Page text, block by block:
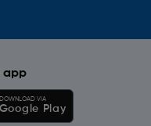
app
DOWNLOAD VIA
Google Play